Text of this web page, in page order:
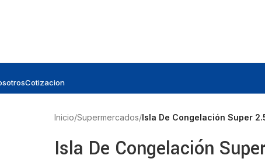
Cotizacion
Inicio/Supermercados/Isla De Congelación Super
Isla De Congelación